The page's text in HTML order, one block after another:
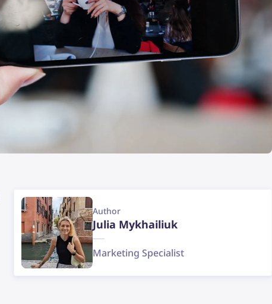
Author
Julia Mykhailiuk
Marketing Specialist